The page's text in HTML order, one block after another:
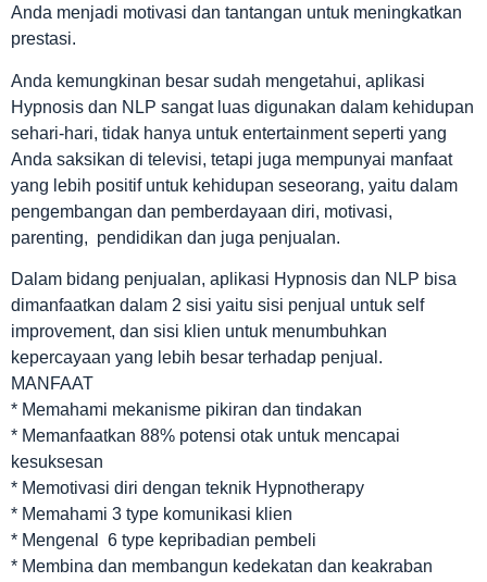
Anda menjadi motivasi dan tantangan untuk meningkatkan
prestasi.
Anda kemungkinan besar sudah mengetahui, aplikasi
Hypnosis dan NLP sangat luas digunakan dalam kehidupan
sehari-hari, tidak hanya untuk entertainment seperti yang
Anda saksikan di televisi, tetapi juga mempunyai manfaat
yang lebih positif untuk kehidupan seseorang, yaitu dalam
pengembangan dan pemberdayaan diri, motivasi,
parenting, pendidikan dan juga penjualan.
Dalam bidang penjualan, aplikasi Hypnosis dan NLP bisa
dimanfaatkan dalam 2 sisi yaitu sisi penjual untuk self
improvement, dan sisi klien untuk menumbuhkan
kepercayaan yang lebih besar terhadap penjual.
MANFAAT
* Memahami mekanisme pikiran dan tindakan
* Memanfaatkan 88% potensi otak untuk mencapai
kesuksesan
* Memotivasi diri dengan teknik Hypnotherapy
* Memahami 3 type komunikasi klien
* Mengenal 6 type kepribadian pembeli
* Membina dan membangun kedekatan dan keakraban